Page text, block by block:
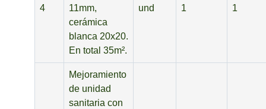
4
11mm,
cerámica
blanca 20x20.
En total 35m².
und 1 1
Mejoramiento
de unidad
sanitaria con